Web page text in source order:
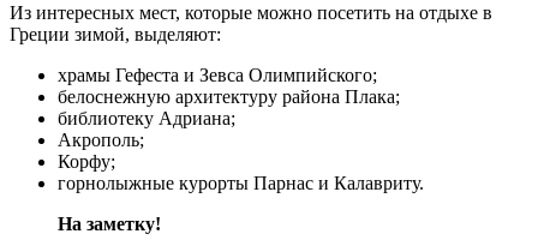
Из интересных мест, которые можно посетить на отдыхе в
Греции зимой, выделяют:
храмы Гефеста и Зевса Олимпийского;
белоснежную архитектуру района Плака;
библиотеку Адриана;
Акрополь;
Корфу;
горнолыжные курорты Парнас и Калавриту.
На заметку!